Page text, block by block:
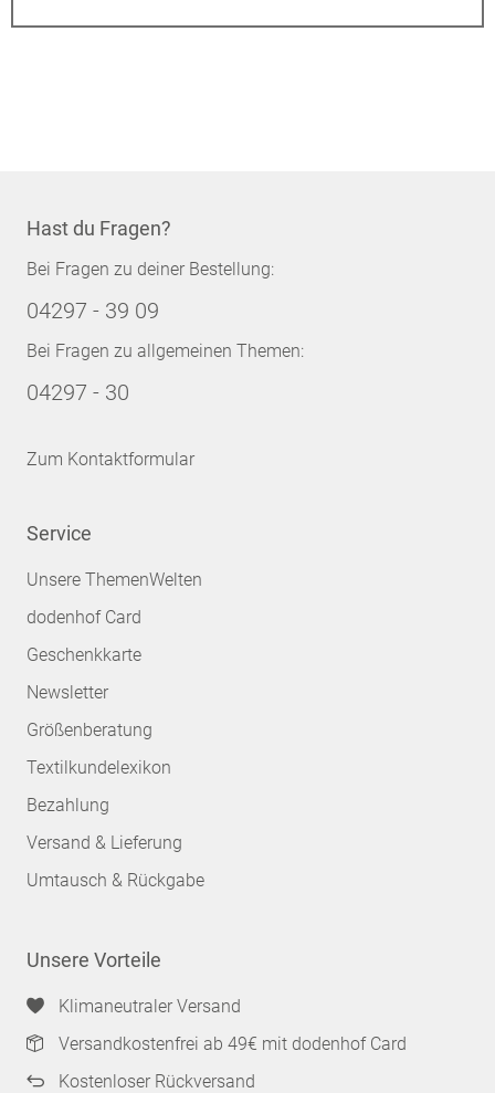
Hast du Fragen?
Bei Fragen zu deiner Bestellung:
04297 - 39 09
Bei Fragen zu allgemeinen Themen:
04297 - 30
Zum Kontaktformular
Service
Unsere ThemenWelten
dodenhof Card
Geschenkkarte
Newsletter
Größenberatung
Textilkundelexikon
Bezahlung
Versand & Lieferung
Umtausch & Rückgabe
Unsere Vorteile
Klimaneutraler Versand
Versandkostenfrei ab 49€ mit dodenhof Card
Kostenloser Rückversand